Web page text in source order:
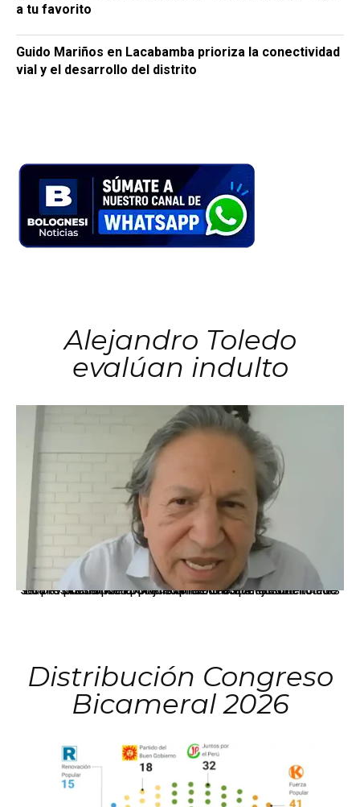
a tu favorito
Guido Mariños en Lacabamba prioriza la conectividad
vial y el desarrollo del distrito
Alejandro Toledo
evalúan indulto
La presidenta Keiko Fujimori informó que la solicitud de indulto presentada por el expresidente Alejandro Toledo será evaluada por la Comisión de Gracias Presidenciales conforme al procedimiento establecido.
Distribución Congreso
Bicameral 2026